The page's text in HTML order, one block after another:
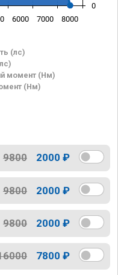
(лс)
момент (Нм)
(Нм)
6000 7000 8000
0
9800 2000 ₽
9800 2000 ₽
9800 2000 ₽
7800 ₽